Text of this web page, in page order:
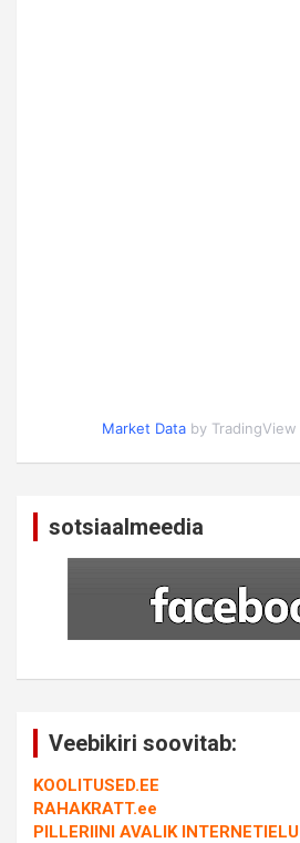
Market Data by TradingView
sotsiaalmeedia
Veebikiri soovitab:
KOOLITUSED.EE
RAHAKRATT.ee
PILLERIINI AVALIK INTERNETIELU